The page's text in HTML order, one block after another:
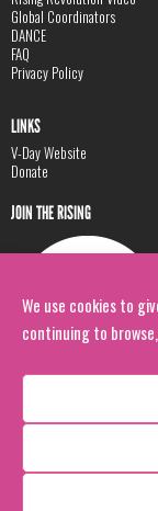
We use cookies to
continuing to
Global Coordinators
DANCE
FAQ
Privacy Policy
LINKS
V-Day Website
Donate
JOIN THE RISING